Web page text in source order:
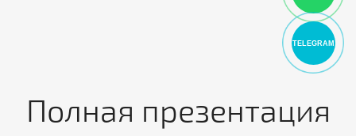
Полная презентация
TELEGRAM